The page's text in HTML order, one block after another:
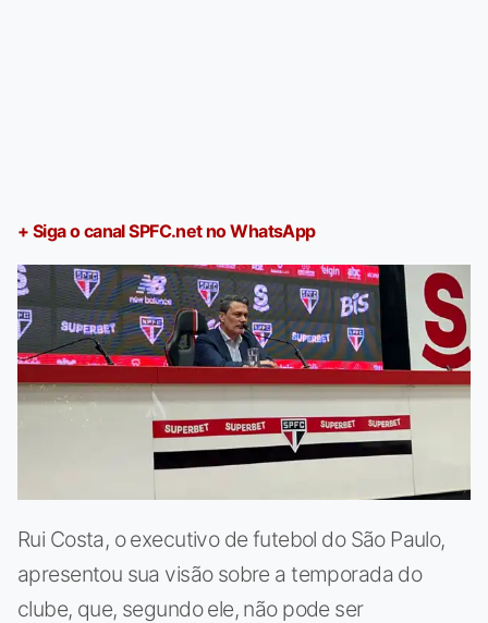
+ Siga o canal SPFC.net no WhatsApp
Rui Costa, o executivo de futebol do São Paulo,
apresentou sua visão sobre a temporada do
clube, que, segundo ele, não pode ser